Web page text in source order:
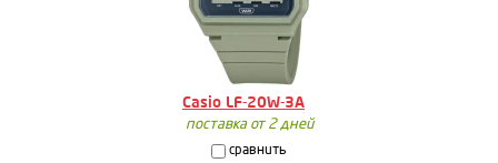
Casio LF-20W-3A
поставка от 2 дней
сравнить